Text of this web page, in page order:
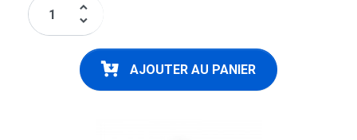
keyboard_arrow_up
keyboard_arrow_down
AJOUTER AU PANIER